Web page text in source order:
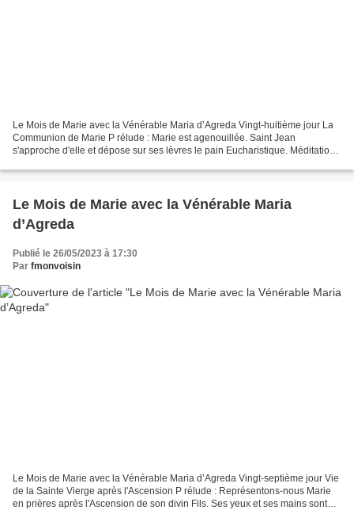
Le Mois de Marie avec la Vénérable Maria d’Agreda Vingt-huitième jour La
Communion de Marie P rélude : Marie est agenouillée. Saint Jean
s'approche d'elle et dépose sur ses lèvres le pain Eucharistique. Méditation
Le Mois de Marie avec la Vénérable Maria
d’Agreda
Publié le 26/05/2023 à 17:30
Par fmonvoisin
Le Mois de Marie avec la Vénérable Maria d’Agreda Vingt-septième jour Vie
de la Sainte Vierge après l'Ascension P rélude : Représentons-nous Marie
en prières après l'Ascension de son divin Fils. Ses yeux et ses mains sont